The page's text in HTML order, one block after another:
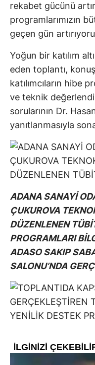
rekabet gücünü
programlarımızın
geçen gün
Yoğun bir katılım
eden toplantı,
katılımcıların hibe
ve teknik
sorularının Dr.
yanıtlanmasıyla
ADANA SANAYİ
ÇUKUROVA
DÜZENLENEN
PROGRAMLARI
ADASO SAKIP
SALONU’NDA